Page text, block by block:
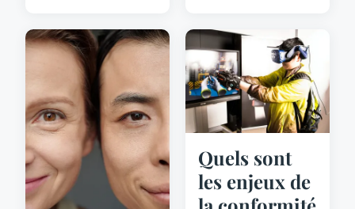
Quels sont
les enjeux de